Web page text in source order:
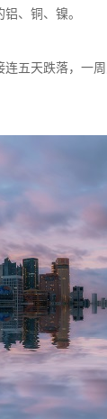
、铜、镍。
五天跌落，一
台
全牌照
全牌照
全牌照
监管中
监管中